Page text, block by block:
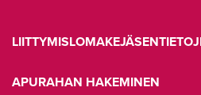
LIITTYMISLOMAKE
APURAHAN HAKEMINEN